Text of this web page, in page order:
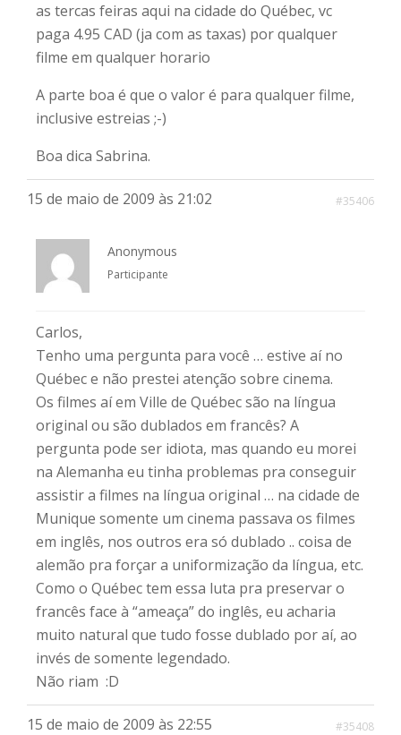
as tercas feiras aqui na cidade do Québec, vc
paga 4.95 CAD (ja com as taxas) por qualquer
filme em qualquer horario
A parte boa é que o valor é para qualquer filme,
inclusive estreias ;-)
Boa dica Sabrina.
15 de maio de 2009 às 21:02 #35406
Anonymous
Participante
Carlos,
Tenho uma pergunta para você … estive aí no
Québec e não prestei atenção sobre cinema.
Os filmes aí em Ville de Québec são na língua
original ou são dublados em francês? A
pergunta pode ser idiota, mas quando eu morei
na Alemanha eu tinha problemas pra conseguir
assistir a filmes na língua original … na cidade de
Munique somente um cinema passava os filmes
em inglês, nos outros era só dublado .. coisa de
alemão pra forçar a uniformização da língua, etc.
Como o Québec tem essa luta pra preservar o
francês face à “ameaça” do inglês, eu acharia
muito natural que tudo fosse dublado por aí, ao
invés de somente legendado.
Não riam :D
15 de maio de 2009 às 22:55 #35408